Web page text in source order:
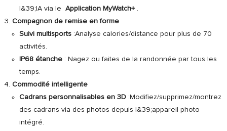
l&39;IA via le
Application MyWatch+ .
Compagnon de remise en forme
Suivi multisports :Analyse calories/distance pour plus de 70
activités.
IP68 étanche : Nagez ou faites de la randonnée par tous les
temps.
Commodité intelligente
Cadrans personnalisables en 3D :Modifiez/supprimez/montrez
des cadrans via des photos depuis l&39;appareil photo
intégré.